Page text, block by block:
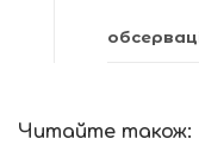
Читайте також: